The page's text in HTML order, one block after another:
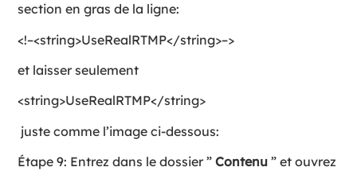
section en gras de la ligne:
<!–<string>UseRealRTMP</string>–>
et laisser seulement
<string>UseRealRTMP</string>
juste comme l’image ci-dessous:
Étape 9: Entrez dans le dossier ”Contenu ” et ouvrez